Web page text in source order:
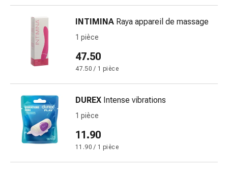
Pansements
pour
doigts
Pansements
Bandes
compression
Pansements
de
INTIMINA Raya appareil de massage
1 pièce
47.50
47.50 / 1 pièce
DUREX Intense vibrations
1 pièce
11.90
11.90 / 1 pièce